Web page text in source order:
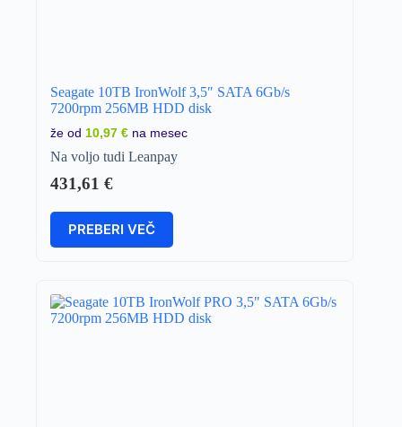
Seagate 10TB IronWolf 3,5″ SATA 6Gb/s
7200rpm 256MB HDD disk
že od 10,97 € na mesec
Na voljo tudi Leanpay
431,61 €
PREBERI VEČ